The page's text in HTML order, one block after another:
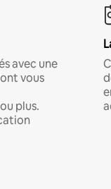
avec une
vous
plus.